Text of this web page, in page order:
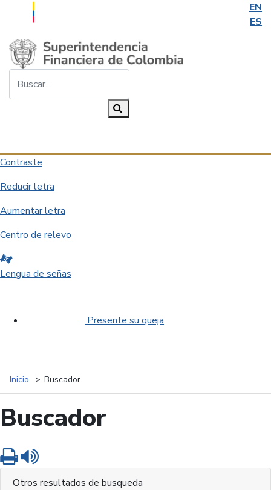
EN
ES
Saltar al contenido principal
Contraste
Reducir letra
Aumentar letra
Centro de relevo
Lengua de señas
Presente su queja
Inicio Buscador
Buscador
Imprimir
Otros resultados de busqueda